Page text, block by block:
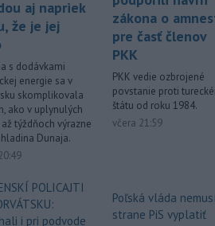
aj napriek
že je jej
s dodávkami
energie sa v
skomplikovala
ako v uplynulých
týždňoch výrazne
Dunaja.
POLICAJTI
i pri podvode
zákona o
pre časť členov
PKK
PKK vedie ozbrojené
povstanie proti
štátu od roku 1984.
včera 21:59
Poľská vláda
strane PiS vyplatiť